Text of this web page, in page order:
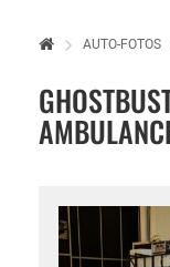
AUTO-FOTOS